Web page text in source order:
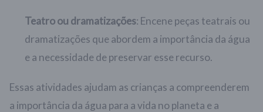
Teatro ou dramatizações: Encene peças teatrais ou
dramatizações que abordem a importância da água
e a necessidade de preservar esse recurso.
Essas atividades ajudam as crianças a compreenderem
a importância da água para a vida no planeta e a